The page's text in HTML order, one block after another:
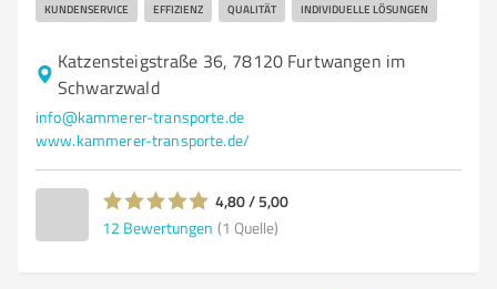
KUNDENSERVICE EFFIZIENZ QUALITÄT INDIVIDUELLE LÖSUNGEN
Katzensteigstraße 36, 78120 Furtwangen im
Schwarzwald
info@kammerer-transporte.de
www.kammerer-transporte.de/
4,80 / 5,00
12 Bewertungen (1 Quelle)